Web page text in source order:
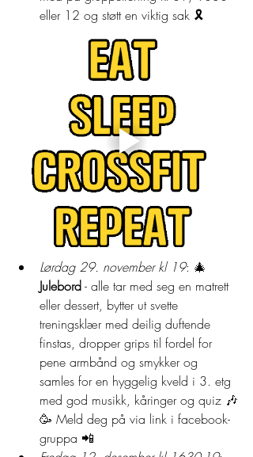
eller 12 og støtt en viktig sak 🎗️
Lørdag 29. november kl 19: 🎄
Julebord - alle tar med seg en matrett
eller dessert, bytter ut svette
treningsklær med deilig duftende
finstas, dropper grips til fordel for
pene armbånd og smykker og
samles for en hyggelig kveld i 3. etg
med god musikk, kåringer og quiz 🎶
🥳 Meld deg på via link i facebook-
gruppa 📲